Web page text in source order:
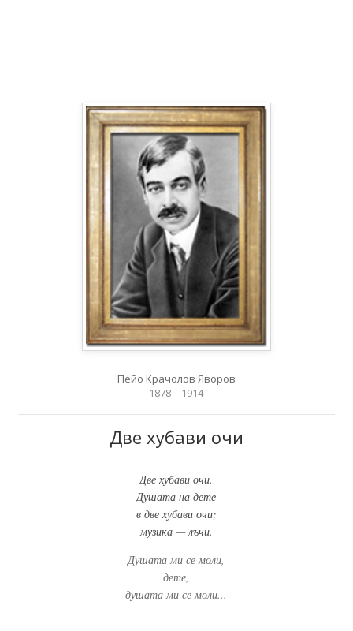
Пейо Крачолов Яворов
1878 – 1914
Две хубави очи
Две хубави очи.
Душата на дете
в две хубави очи;
музика — лъчи.
Душата ми се моли,
дете,
душата ми се моли...